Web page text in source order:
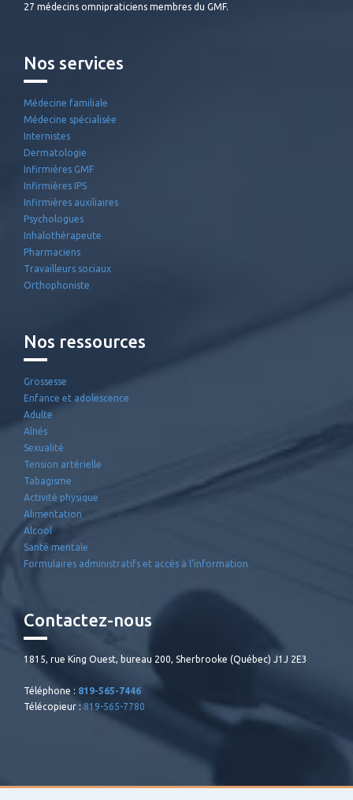
27 médecins omnipraticiens membres du GMF.
Nos services
Médecine familiale
Médecine spécialisée
Internistes
Dermatologie
Infirmières GMF
Infirmières IPS
Infirmières auxiliaires
Psychologues
Inhalothérapeute
Pharmaciens
Travailleurs sociaux
Orthophoniste
Nos ressources
Grossesse
Enfance et adolescence
Adulte
Aînés
Sexualité
Tension artérielle
Tabagisme
Activité physique
Alimentation
Alcool
Santé mentale
Formulaires administratifs et accès à l’information
Contactez-nous
1815, rue King Ouest, bureau 200, Sherbrooke (Québec) J1J 2E3
Téléphone : 819-565-7446
Télécopieur : 819-565-7780